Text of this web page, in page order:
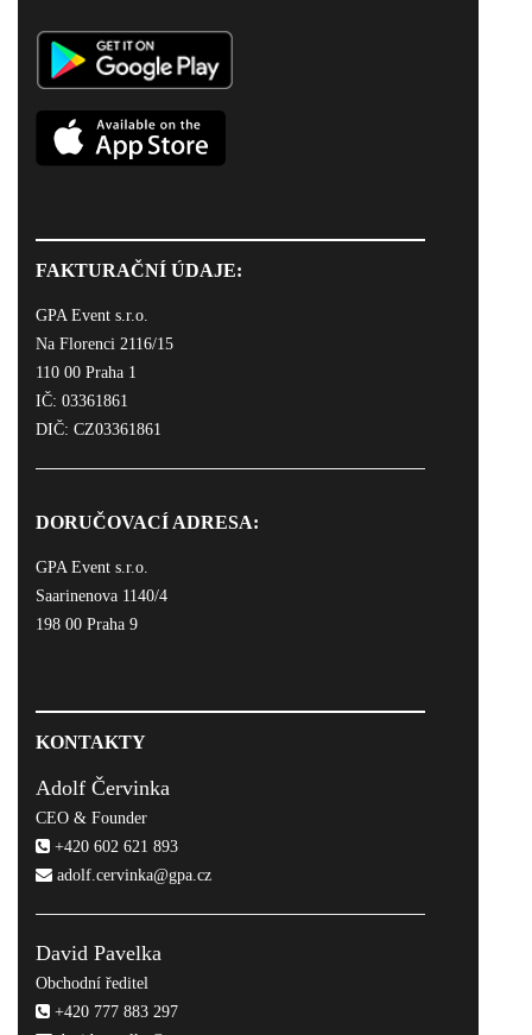
FAKTURAČNÍ ÚDAJE:
GPA Event s.r.o.
Na Florenci 2116/15
110 00 Praha 1
IČ: 03361861
DIČ: CZ03361861
DORUČOVACÍ ADRESA:
GPA Event s.r.o.
Saarinenova 1140/4
198 00 Praha 9
KONTAKTY
Adolf Červinka
CEO & Founder
+420 602 621 893
adolf.cervinka@gpa.cz
David Pavelka
Obchodní ředitel
+420 777 883 297